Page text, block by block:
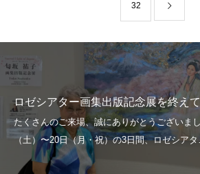
32
ロゼシアター画集出版記念展を終えて